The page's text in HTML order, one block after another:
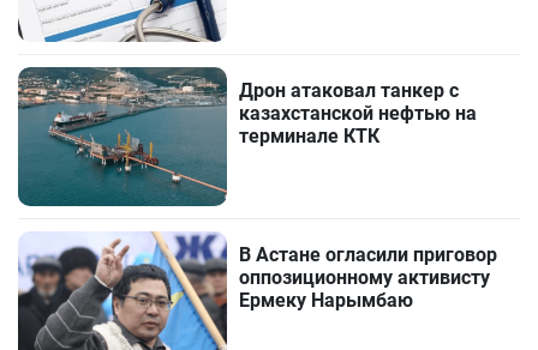
Дрон атаковал танкер с
казахстанской нефтью на
терминале КТК
В Астане огласили приговор
оппозиционному активисту
Ермеку Нарымбаю